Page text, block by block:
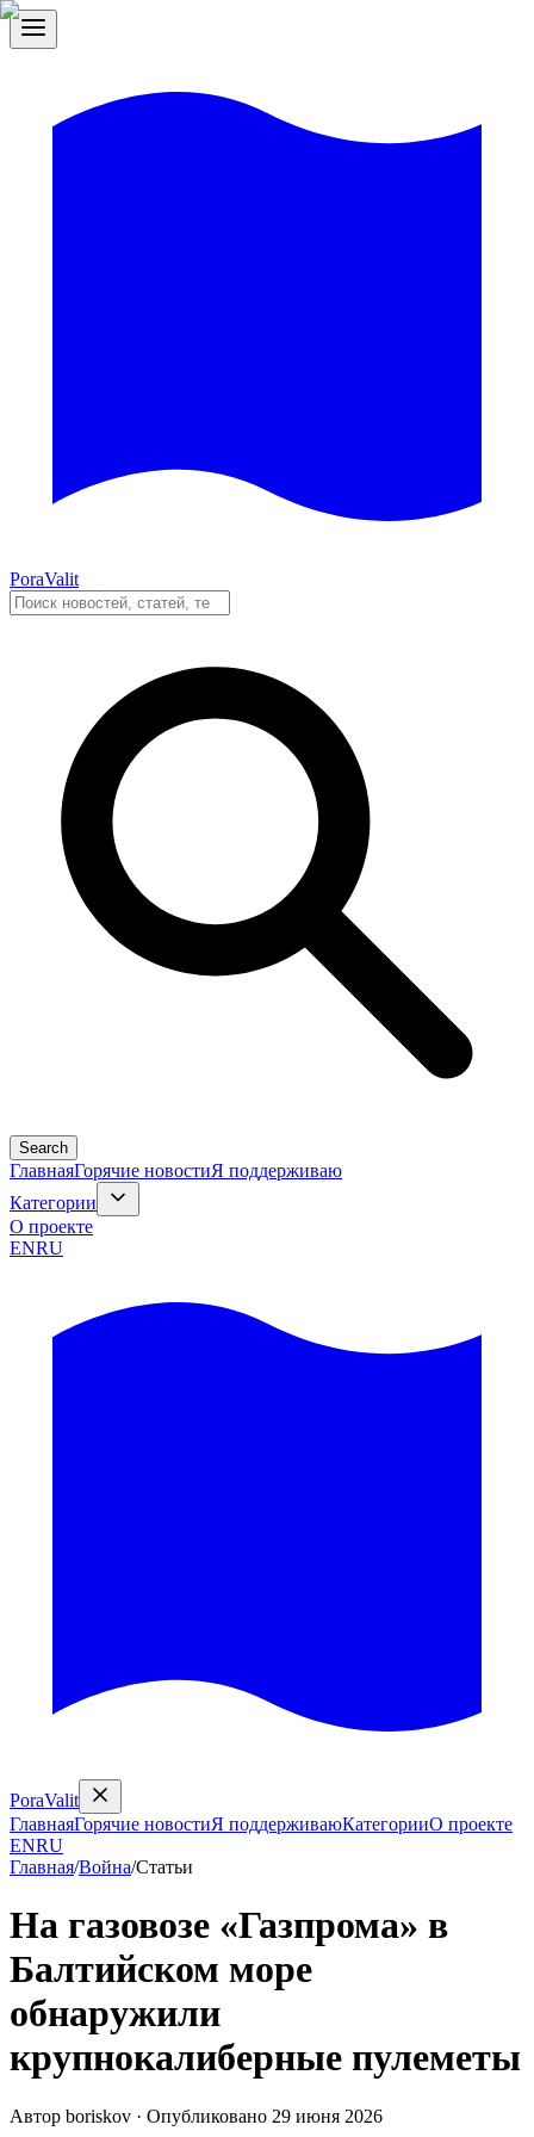
PoraValit
Search
ГлавнаяГорячие новостиЯ поддерживаю
Категории
О проекте
ENRU
PoraValit
ГлавнаяГорячие новостиЯ поддерживаюКатегорииО проекте
ENRU
Главная/Война/Статьи
На газовозе «Газпрома» в
Балтийском море
обнаружили
крупнокалиберные пулеметы
Автор boriskov · Опубликовано 29 июня 2026